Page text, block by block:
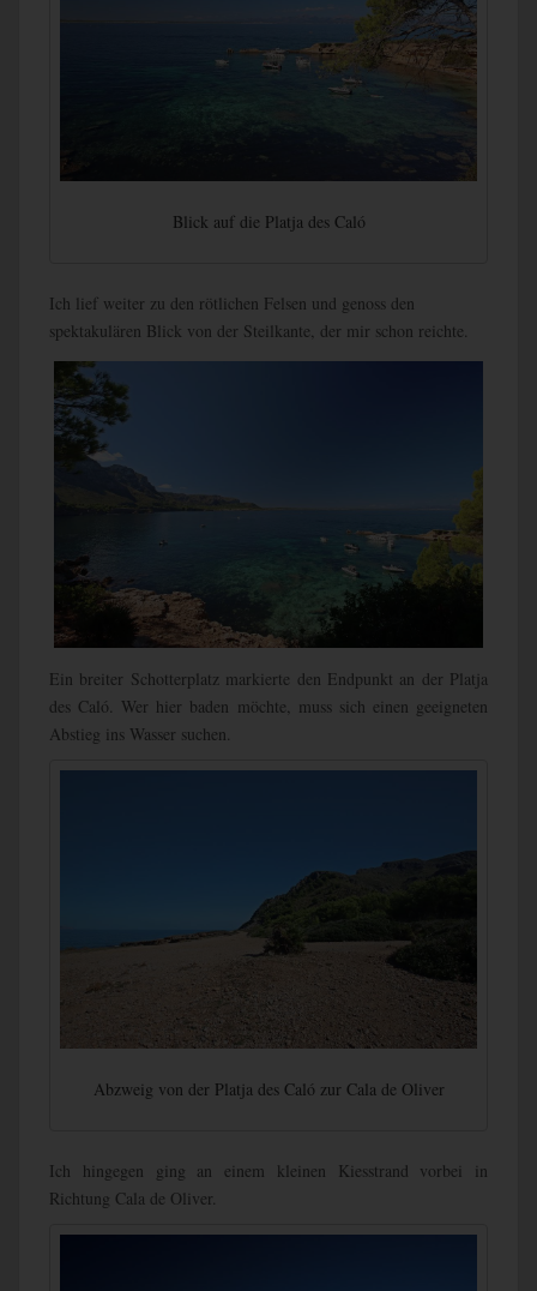
Blick auf die Platja des Caló
Ich lief weiter zu den rötlichen Felsen und genoss den
spektakulären Blick von der Steilkante, der mir schon reichte.
Ein breiter Schotterplatz markierte den Endpunkt an der Platja
des Caló. Wer hier baden möchte, muss sich einen geeigneten
Abstieg ins Wasser suchen.
Abzweig von der Platja des Caló zur Cala de Oliver
Ich hingegen ging an einem kleinen Kiesstrand vorbei in
Richtung Cala de Oliver.